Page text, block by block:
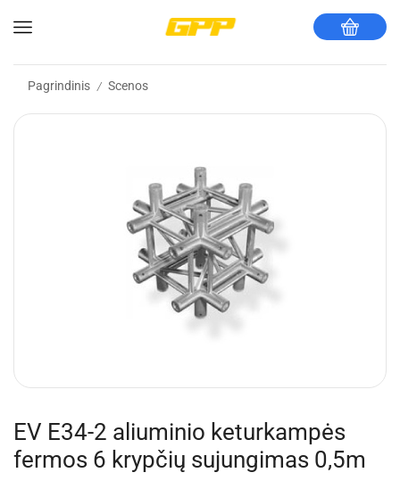
Pagrindinis / Scenos
EV E34-2 aliuminio keturkampės
fermos 6 krypčių sujungimas 0,5m